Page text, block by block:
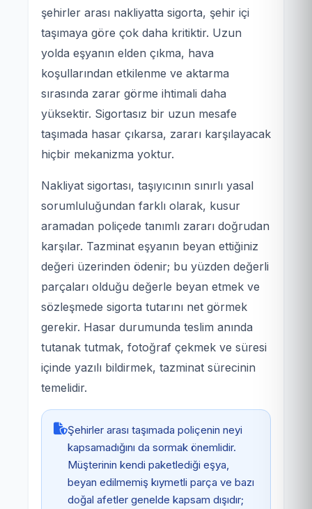
şehirler arası nakliyatta sigorta, şehir içi
taşımaya göre çok daha kritiktir. Uzun
yolda eşyanın elden çıkma, hava
koşullarından etkilenme ve aktarma
sırasında zarar görme ihtimali daha
yüksektir. Sigortasız bir uzun mesafe
taşımada hasar çıkarsa, zararı karşılayacak
hiçbir mekanizma yoktur.
Nakliyat sigortası, taşıyıcının sınırlı yasal
sorumluluğundan farklı olarak, kusur
aramadan poliçede tanımlı zararı doğrudan
karşılar. Tazminat eşyanın beyan ettiğiniz
değeri üzerinden ödenir; bu yüzden değerli
parçaları olduğu değerle beyan etmek ve
sözleşmede sigorta tutarını net görmek
gerekir. Hasar durumunda teslim anında
tutanak tutmak, fotoğraf çekmek ve süresi
içinde yazılı bildirmek, tazminat sürecinin
temelidir.
Şehirler arası taşımada poliçenin neyi
kapsamadığını da sormak önemlidir.
Müşterinin kendi paketlediği eşya,
beyan edilmemiş kıymetli parça ve bazı
doğal afetler genelde kapsam dışıdır;